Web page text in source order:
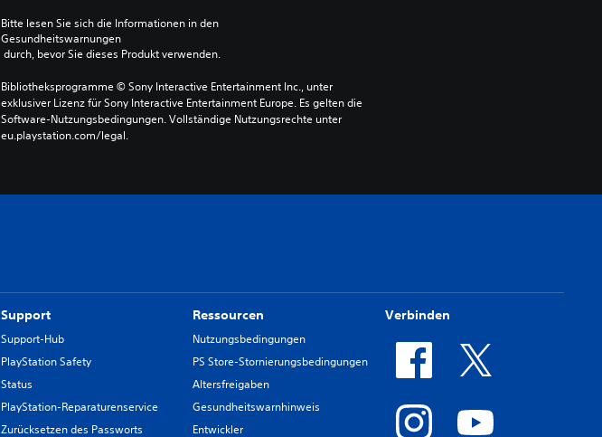
Bitte lesen Sie sich die Informationen in den
Gesundheitswarnungen
durch, bevor Sie dieses Produkt verwenden.
Bibliotheksprogramme © Sony Interactive Entertainment Inc., unter
exklusiver Lizenz für Sony Interactive Entertainment Europe. Es gelten die
Software-Nutzungsbedingungen. Vollständige Nutzungsrechte unter
eu.playstation.com/legal.
Support
Support-Hub
PlayStation Safety
Status
PlayStation-Reparaturenservice
Zurücksetzen des Passworts
Ressourcen
Nutzungsbedingungen
PS Store-Stornierungsbedingungen
Altersfreigaben
Gesundheitswarnhinweis
Entwickler
Verbinden